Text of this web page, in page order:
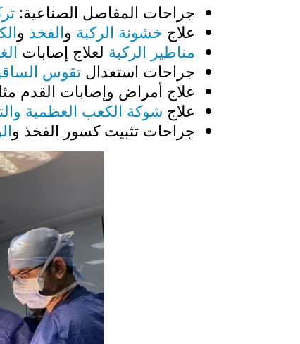
جراحات المفاصل الصناعية:
علاج خشونة الركبة والفخذ و
مناظير الركبة لعلاج إصابات
جراحات استعدال تقوس
علاج أمراض وإصابات القدم
علاج شوكة الكعب العظمية
جراحات تثبيت كسور الفخذ و